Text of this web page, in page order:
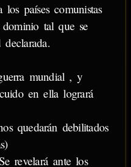
países comunistas
tal que se
declarada.
mundial , y
en ella logrará
quedarán debilitados
revelará ante los